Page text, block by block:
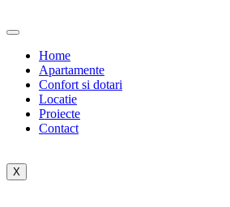
Home
Apartamente
Confort si dotari
Locatie
Proiecte
Contact
X